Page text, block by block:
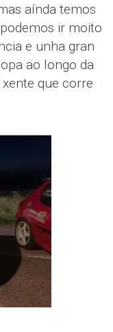
aínda temos
ir moito
e unha gran
ao longo da
que corre